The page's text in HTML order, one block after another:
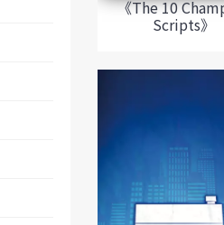
《The 10
Scripts》